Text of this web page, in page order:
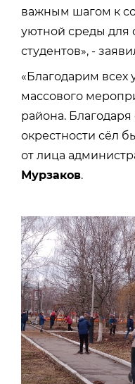
важным шагом к
уютной среды для
студентов», -
«Благодарим всех
массового
района.
окрестности сёл
от лица
Мурзаков.